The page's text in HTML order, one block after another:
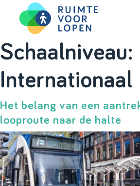
Skip
to
content
NIEUWS
PARTNERS
CITY DEAL
MAGAZINES
Schaalniveau:
Internationaal
Het belang van een
looproute naar de halte